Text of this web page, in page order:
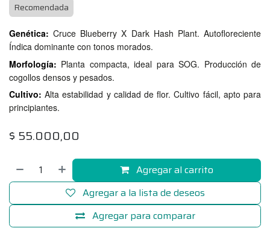
Recomendada
Genética: Cruce Blueberry X Dark Hash Plant. Autofloreciente
Índica dominante con tonos morados.
Morfología: Planta compacta, ideal para SOG. Producción de
cogollos densos y pesados.
Cultivo: Alta estabilidad y calidad de flor. Cultivo fácil, apto para
principiantes.
$ 55.000,00
Agregar al carrito
Agregar para comparar
Agregar a la lista de deseos